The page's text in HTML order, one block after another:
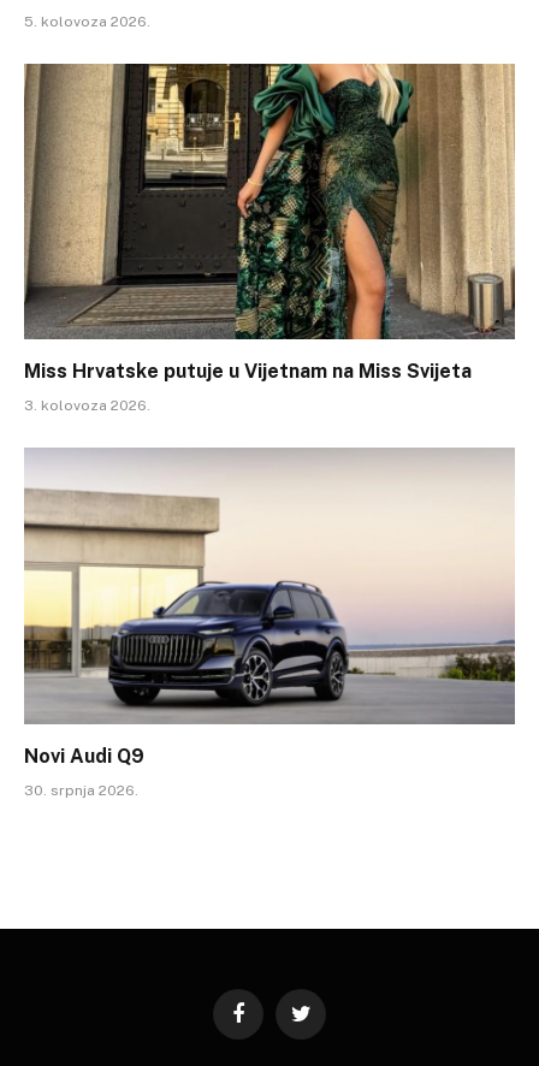
5. kolovoza 2026.
Miss Hrvatske putuje u Vijetnam na Miss Svijeta
3. kolovoza 2026.
Novi Audi Q9
30. srpnja 2026.
FacebookTwitter